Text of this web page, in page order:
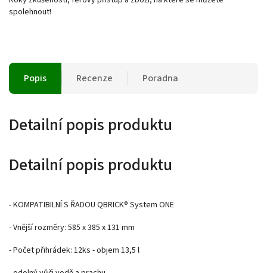
spolehnout!
Popis Recenze Poradna
Detailní popis produktu
Detailní popis produktu
- KOMPATIBILNÍ S ŘADOU QBRICK® System ONE
- Vnější rozměry: 585 x 385 x 131 mm
- Počet přihrádek: 12ks - objem 13,5 l